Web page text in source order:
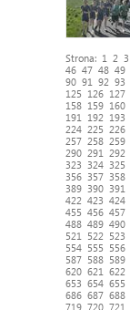
Strona: 1 2 3
46 47 48 49
90 91 92 93
125
126 127
158 159 160
191
192 193
224 225 226
257 258 259
290 291 292
323
324 325
356 357 358
389 390 391
422 423 424
455 456 457
488 489 490
521
522 523
554 555 556
587 588 589
620 621 622
653 654 655
686 687 688
719 720 721